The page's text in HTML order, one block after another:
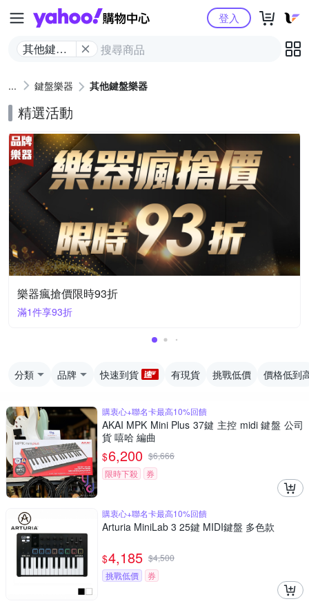
Yahoo購物中心
其他鍵盤
登入
鍵盤樂器 其他鍵盤樂器
精選活動
樂器瘋搶價限時93折
滿1件享93折
分類 品牌 快速到貨 有現貨 挑戰低價 價格低到
購衷心+聯名卡最高10%回饋
AKAI MPK Mini Plus 37鍵 主控 midi 鍵盤 公司
貨 嘻哈 編曲
$6,200 $6,666
限時下殺
券
購衷心+聯名卡最高10%回饋
Arturia MiniLab 3 25鍵 MIDI鍵盤 多色款
$4,185 $4,500
挑戰低價
券